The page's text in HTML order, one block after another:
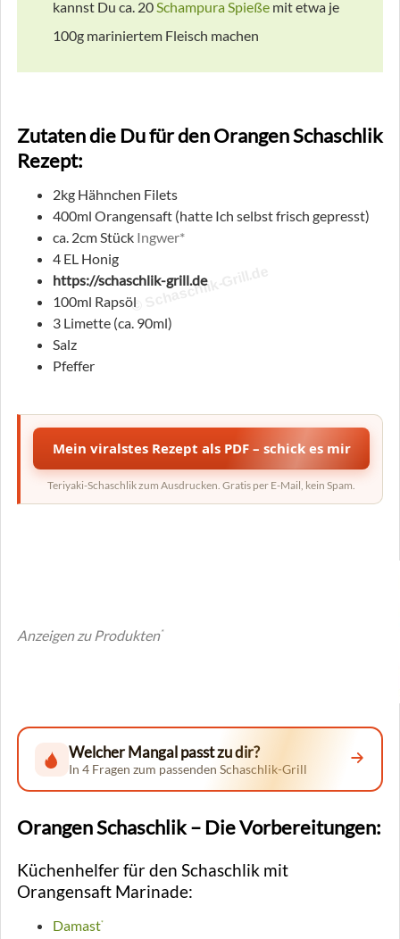
kannst Du ca. 20Schampura Spieße mit etwa je
100g mariniertem Fleisch machen
Zutaten die Du für den Orangen Schaschlik
Rezept:
2kg Hähnchen Filets
400ml Orangensaft (hatte Ich selbst frisch gepresst)
ca. 2cm Stück Ingwer*
4 EL Honig
https://schaschlik-grill.de
100ml Rapsöl
3 Limette (ca. 90ml)
Salz
Pfeffer
© Schaschlik-Grill.de
Mein viralstes Rezept als PDF – schick es mir
Teriyaki-Schaschlik zum Ausdrucken. Gratis per E-Mail, kein Spam.
Anzeigen zu Produkten*
Welcher Mangal passt zu dir?
In 4 Fragen zum passenden Schaschlik-Grill
Orangen Schaschlik – Die Vorbereitungen:
Küchenhelfer für den Schaschlik mit
Orangensaft Marinade:
Damast*